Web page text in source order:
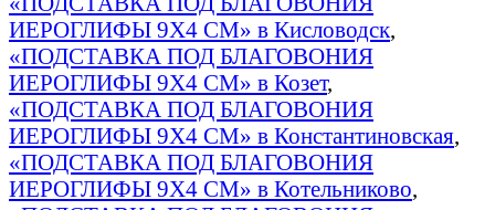
ИЕРОГЛИФЫ 9Х4 СМ» в Кисловодск,
«ПОДСТАВКА ПОД БЛАГОВОНИЯ
ИЕРОГЛИФЫ 9Х4 СМ» в Козет,
«ПОДСТАВКА ПОД БЛАГОВОНИЯ
ИЕРОГЛИФЫ 9Х4 СМ» в Константиновская,
«ПОДСТАВКА ПОД БЛАГОВОНИЯ
ИЕРОГЛИФЫ 9Х4 СМ» в Котельниково,